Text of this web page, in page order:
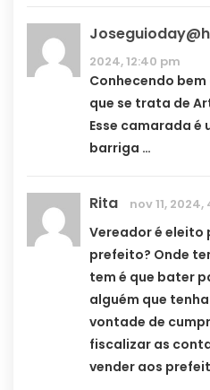
2024, 12:40 pm
Conhecendo
que se trata de
Esse camarada é
barriga …
Rita nov 11,
Vereador é eleito
prefeito? Onde
tem é que bater
alguém que
vontade de
fiscalizar as
vender aos